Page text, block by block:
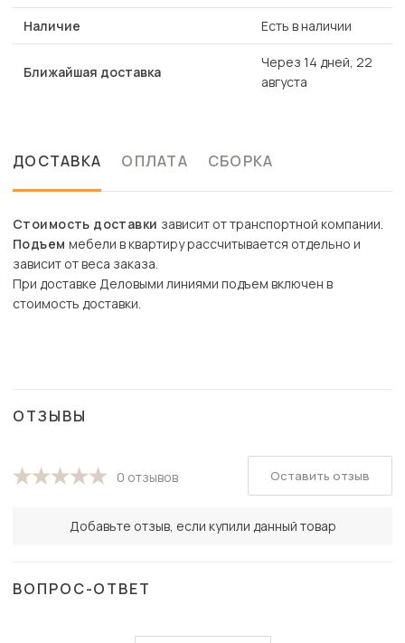
Наличие Есть в наличии
Ближайшая доставка
Через 14 дней, 22
августа
ДОСТАВКА ОПЛАТА СБОРКА
Стоимость доставки зависит от транспортной компании.
Подъем мебели в квартиру рассчитывается отдельно и
зависит от веса заказа.
При доставке Деловыми линиями подъем включен в
стоимость доставки.
ОТЗЫВЫ
0 отзывов
Добавьте отзыв, если купили данный товар
Оставить отзыв
ВОПРОС-ОТВЕТ